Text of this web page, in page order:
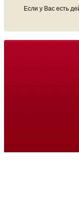
Если у Вас есть